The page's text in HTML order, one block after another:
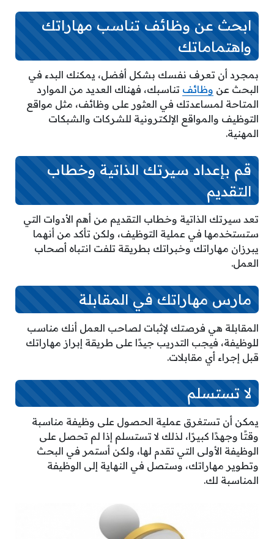
ابحث عن وظائف تناسب مهاراتك
واهتماماتك
بمجرد أن تعرف نفسك بشكل أفضل، يمكنك البدء في
البحث عن وظائف تناسبك، فهناك العديد من الموارد
المتاحة لمساعدتك في العثور على وظائف، مثل مواقع
التوظيف والمواقع الإلكترونية للشركات والشبكات
المهنية.
قم بإعداد سيرتك الذاتية وخطاب
التقديم
تعد سيرتك الذاتية وخطاب التقديم من أهم الأدوات التي
ستستخدمها في عملية التوظيف، ولكن تأكد من أنهما
يبرزان مهاراتك وخبراتك بطريقة تلفت انتباه أصحاب
العمل.
مارس مهاراتك في المقابلة
المقابلة هي فرصتك لإثبات لصاحب العمل أنك مناسب
للوظيفة، فيجب التدريب جيدًا على طريقة إبراز مهاراتك
قبل إجراء أي مقابلات.
لا تستسلم
يمكن أن تستغرق عملية الحصول على وظيفة مناسبة
وقتًا وجهدًا كبيرًا، لذلك لا تستسلم إذا لم تحصل على
الوظيفة الأولى التي تقدم لها، ولكن أستمر في البحث
وتطوير مهاراتك، وستصل في النهاية إلى الوظيفة
المناسبة لك.